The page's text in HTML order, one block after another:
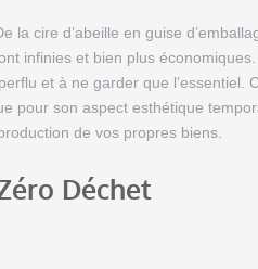
la cire d’abeille en guise
infinies et bien plus
et à ne garder que l’essentiel.
pour son aspect esthétique
de vos propres biens.
Déchet